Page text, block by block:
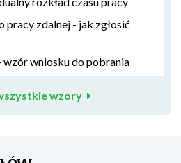
pracy zdalnej - jak zgłosić
wzór wniosku do pobrania
wzory